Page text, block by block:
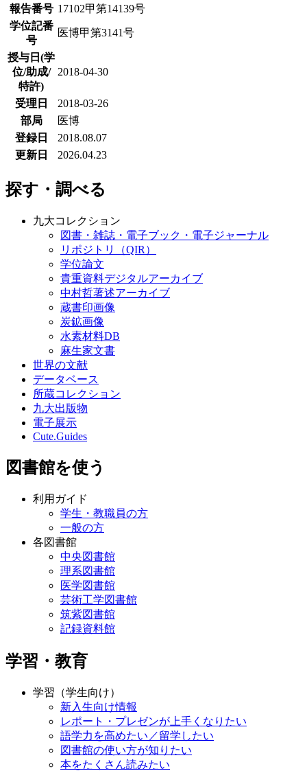
報告番号 17102甲第14139号
学位記番
号
医博甲第3141号
授与日(学
位/助成/
特許)
2018-04-30
受理日
2018-03-26
部局
医博
登録日
2018.08.07
更新日
2026.04.23
探す・調べる
九大コレクション
図書・雑誌・電子ブック・電子ジャーナル
リポジトリ（QIR）
学位論文
貴重資料デジタルアーカイブ
中村哲著述アーカイブ
蔵書印画像
炭鉱画像
水素材料DB
麻生家文書
世界の文献
データベース
所蔵コレクション
九大出版物
電子展示
Cute.Guides
図書館を使う
利用ガイド
学生・教職員の方
一般の方
各図書館
中央図書館
理系図書館
医学図書館
芸術工学図書館
筑紫図書館
記録資料館
学習・教育
学習（学生向け）
新入生向け情報
レポート・プレゼンが上手くなりたい
語学力を高めたい／留学したい
図書館の使い方が知りたい
本をたくさん読みたい